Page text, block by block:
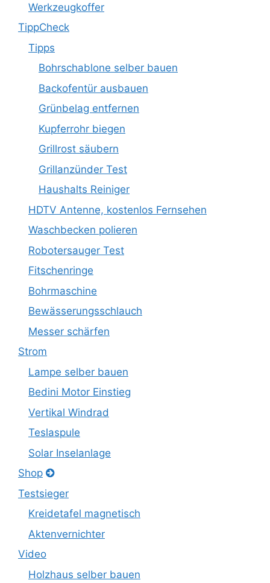
Werkzeugkoffer
TippCheck
Tipps
Bohrschablone selber bauen
Backofentür ausbauen
Grünbelag entfernen
Kupferrohr biegen
Grillrost säubern
Grillanzünder Test
Haushalts Reiniger
HDTV Antenne, kostenlos Fernsehen
Waschbecken polieren
Robotersauger Test
Fitschenringe
Bohrmaschine
Bewässerungsschlauch
Messer schärfen
Strom
Lampe selber bauen
Bedini Motor Einstieg
Vertikal Windrad
Teslaspule
Solar Inselanlage
Shop
Testsieger
Kreidetafel magnetisch
Aktenvernichter
Video
Holzhaus selber bauen